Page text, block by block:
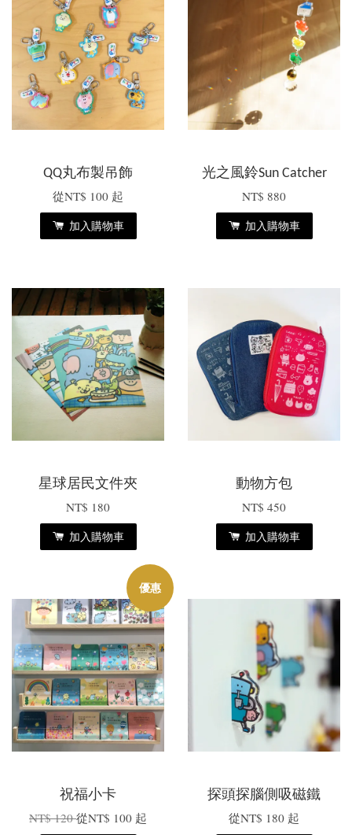
QQ丸布製吊飾
從NT$ 100 起
加入購物車
光之風鈴Sun Catcher
NT$ 880
加入購物車
星球居民文件夾
NT$ 180
加入購物車
動物方包
NT$ 450
加入購物車
優惠
祝福小卡
NT$ 120從NT$ 100 起
探頭探腦側吸磁鐵
從NT$ 180 起